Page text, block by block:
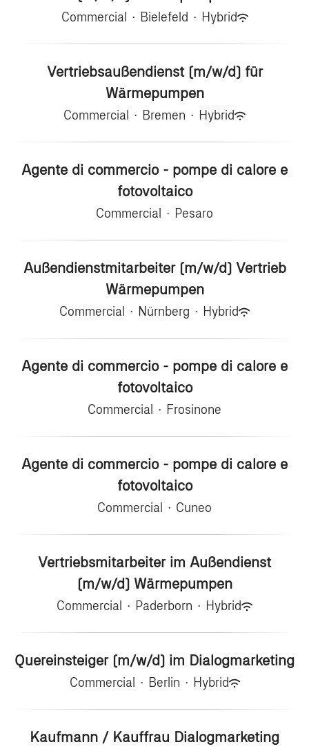
Commercial · Bielefeld · Hybrid
Vertriebsaußendienst (m/w/d) für
Wärmepumpen
Commercial · Bremen · Hybrid
Agente di commercio - pompe di calore e
fotovoltaico
Commercial · Pesaro
Außendienstmitarbeiter (m/w/d) Vertrieb
Wärmepumpen
Commercial · Nürnberg · Hybrid
Agente di commercio - pompe di calore e
fotovoltaico
Commercial · Frosinone
Agente di commercio - pompe di calore e
fotovoltaico
Commercial · Cuneo
Vertriebsmitarbeiter im Außendienst
(m/w/d) Wärmepumpen
Commercial · Paderborn · Hybrid
Quereinsteiger (m/w/d) im Dialogmarketing
Commercial · Berlin · Hybrid
Kaufmann / Kauffrau Dialogmarketing